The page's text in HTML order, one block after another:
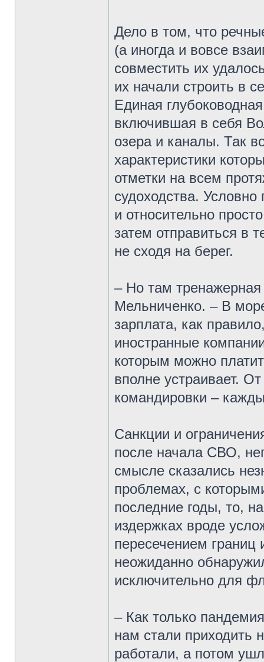
Дело в том, что
(а иногда и вовсе
совместить их
их начали строить в
Единая
включившая в себя
озера и каналы. Так
характеристики
отметки на всем
судоходства.
и относительно
затем отправиться в
не сходя на берег.
– Но там тренажерная
Мельниченко. – В
зарплата, как
иностранные
которым можно
вполне устраивает.
командировки –
Санкции и
после начала СВО,
смысле сказались
проблемах, с
последние годы, то,
издержках вроде
пересечением границ
неожиданно
исключительно для
– Как только
нам стали приходить
работали, а потом